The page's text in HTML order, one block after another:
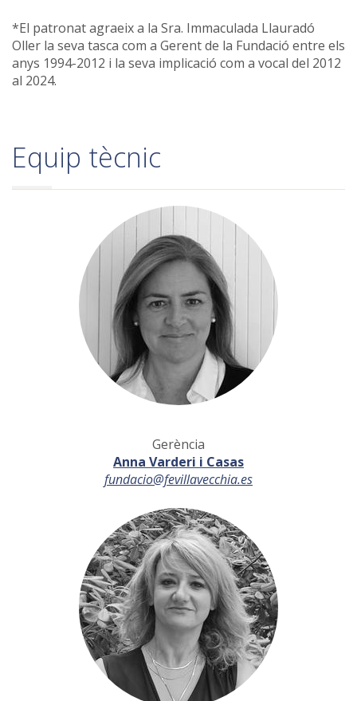
*El patronat agraeix a la Sra. Immaculada Llauradó
Oller la seva tasca com a Gerent de la Fundació entre els
anys 1994-2012 i la seva implicació com a vocal del 2012
al 2024.
Equip tècnic
Gerència
Anna Varderi i Casas
fundacio@fevillavecchia.es